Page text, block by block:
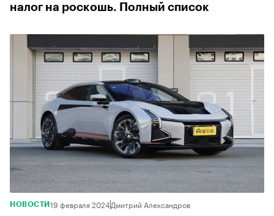
налог на роскошь. Полный список
НОВОСТИ 19 февраля 2024Дмитрий Александров